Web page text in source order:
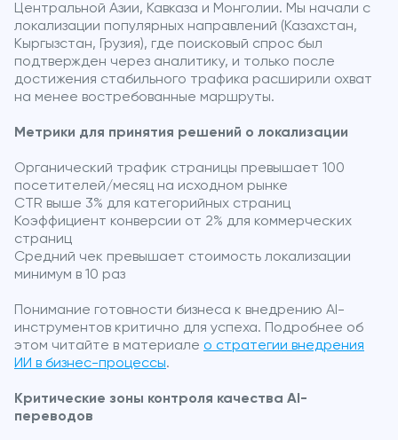
Центральной Азии, Кавказа и Монголии. Мы начали с
локализации популярных направлений (Казахстан,
Кыргызстан, Грузия), где поисковый спрос был
подтвержден через аналитику, и только после
достижения стабильного трафика расширили охват
на менее востребованные маршруты.
Метрики для принятия решений о локализации
Органический трафик страницы превышает 100
посетителей/месяц на исходном рынке
CTR выше 3% для категорийных страниц
Коэффициент конверсии от 2% для коммерческих
страниц
Средний чек превышает стоимость локализации
минимум в 10 раз
Понимание готовности бизнеса к внедрению AI-
инструментов критично для успеха. Подробнее об
этом читайте в материале о стратегии внедрения
ИИ в бизнес-процессы.
Критические зоны контроля качества AI-
переводов